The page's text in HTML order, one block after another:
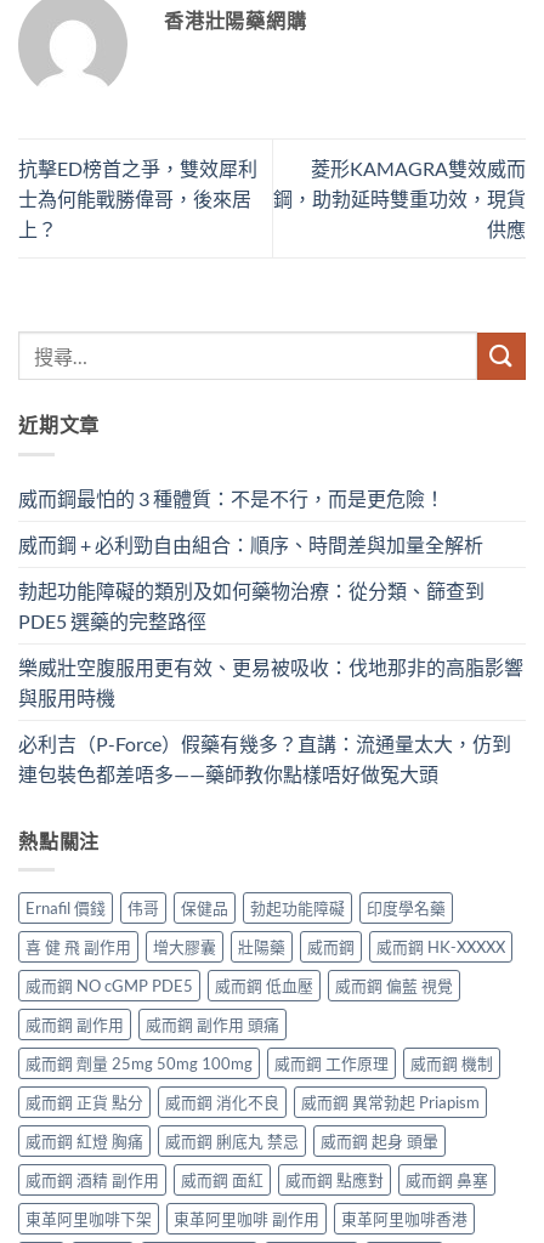
香港壯陽藥網購
抗擊ED榜首之爭，雙效犀利
士為何能戰勝偉哥，後來居
上？
菱形KAMAGRA雙效威而
鋼，助勃延時雙重功效，現貨
供應
近期文章
威而鋼最怕的 3 種體質：不是不行，而是更危險！
威而鋼 + 必利勁自由組合：順序、時間差與加量全解析
勃起功能障礙的類別及如何藥物治療：從分類、篩查到
PDE5 選藥的完整路徑
樂威壯空腹服用更有效、更易被吸收：伐地那非的高脂影響
與服用時機
必利吉（P-Force）假藥有幾多？直講：流通量太大，仿到
連包裝色都差唔多——藥師教你點樣唔好做冤大頭
熱點關注
Ernafil 價錢 伟哥 保健品 勃起功能障礙
印度學名藥
喜 健 飛 副作用
增大膠囊 壯陽藥 威而鋼
威而鋼 HK-XXXXX
威而鋼 NO cGMP PDE5
威而鋼 低血壓
威而鋼 偏藍 視覺
威而鋼 副作用
威而鋼 副作用 頭痛
威而鋼 劑量 25mg 50mg 100mg
威而鋼 工作原理
威而鋼 機制
威而鋼 正貨 點分
威而鋼 消化不良
威而鋼 異常勃起 Priapism
威而鋼 紅燈 胸痛
威而鋼 脷底丸 禁忌
威而鋼 起身 頭暈
威而鋼 酒精 副作用
威而鋼 面紅 威而鋼 點應對
威而鋼 鼻塞
東革阿里咖啡下架
東革阿里咖啡 副作用 東革阿里咖啡香港